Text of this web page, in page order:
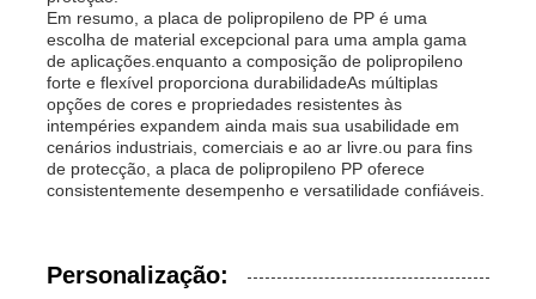
Em resumo, a placa de polipropileno de PP é uma
escolha de material excepcional para uma ampla gama
de aplicações.enquanto a composição de polipropileno
forte e flexível proporciona durabilidadeAs múltiplas
opções de cores e propriedades resistentes às
intempéries expandem ainda mais sua usabilidade em
cenários industriais, comerciais e ao ar livre.ou para fins
de protecção, a placa de polipropileno PP oferece
consistentemente desempenho e versatilidade confiáveis.
Personalização: